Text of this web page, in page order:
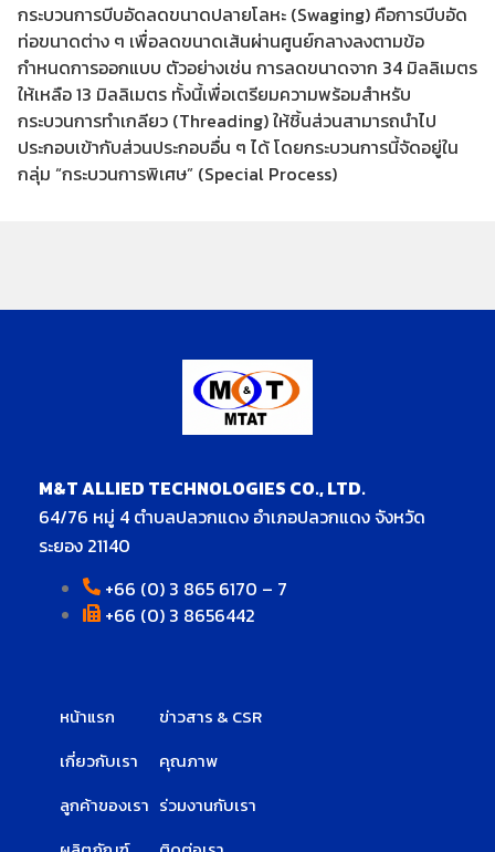
กระบวนการบีบอัดลดขนาดปลายโลหะ (Swaging) คือการบีบอัด
ท่อขนาดต่าง ๆ เพื่อลดขนาดเส้นผ่านศูนย์กลางลงตามข้อ
กำหนดการออกแบบ ตัวอย่างเช่น การลดขนาดจาก 34 มิลลิเมตร
ให้เหลือ 13 มิลลิเมตร ทั้งนี้เพื่อเตรียมความพร้อมสำหรับ
กระบวนการทำเกลียว (Threading) ให้ชิ้นส่วนสามารถนำไป
ประกอบเข้ากับส่วนประกอบอื่น ๆ ได้ โดยกระบวนการนี้จัดอยู่ใน
กลุ่ม “กระบวนการพิเศษ” (Special Process)
M&T ALLIED TECHNOLOGIES CO., LTD.
64/76 หมู่ 4 ตำบลปลวกแดง อำเภอปลวกแดง จังหวัด
ระยอง 21140
+66 (0) 3 865 6170 – 7
+66 (0) 3 8656442
หน้าแรก
เกี่ยวกับเรา
ลูกค้าของเรา
ข่าวสาร & CSR
คุณภาพ
ร่วมงานกับเรา